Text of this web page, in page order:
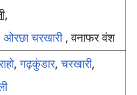
ओरछाचरखारी, वनाफर वंश
,गढ़कुंडार,चरखारी,